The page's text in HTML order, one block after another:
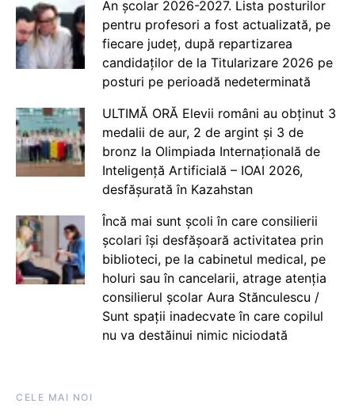
An școlar 2026-2027. Lista posturilor
pentru profesori a fost actualizată, pe
fiecare județ, după repartizarea
candidaților de la Titularizare 2026 pe
posturi pe perioadă nedeterminată
ULTIMĂ ORĂ Elevii români au obținut 3
medalii de aur, 2 de argint și 3 de
bronz la Olimpiada Internațională de
Inteligență Artificială – IOAI 2026,
desfășurată în Kazahstan
Încă mai sunt școli în care consilierii
școlari își desfășoară activitatea prin
biblioteci, pe la cabinetul medical, pe
holuri sau în cancelarii, atrage atenția
consilierul școlar Aura Stănculescu /
Sunt spații inadecvate în care copilul
nu va destăinui nimic niciodată
CELE MAI NOI